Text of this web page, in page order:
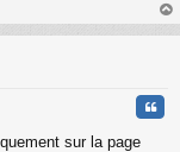
au
sur la page